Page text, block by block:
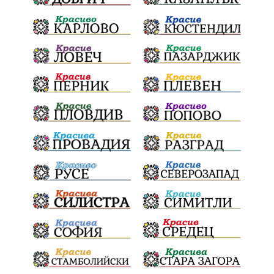
ПолицейскоНасилие НовиИскър
Демерджиев Фентанил
Запис ПолитическоЗадкулисие Микродрон
КомарДрон КитайскаТехнология
ВоенниТехнологии Наркотици Дрога
НелегалнаЛаборатория ВСС
СъдебнаРеформа Шантаж
ПолитическиНатиск ЗаплахаЗаАрест